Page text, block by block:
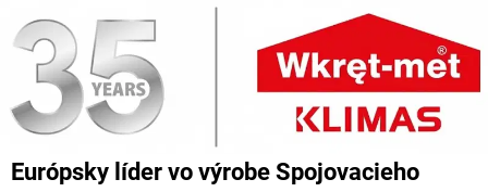
Európsky líder vo výrobe Spojovacieho